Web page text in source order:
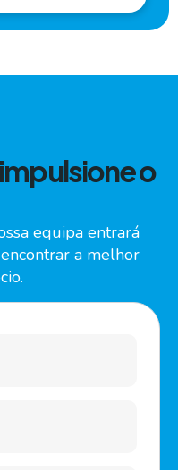
o
equipa entrará
a melhor